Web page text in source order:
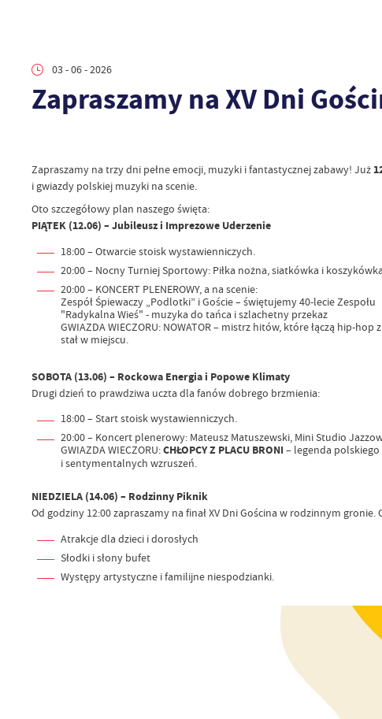
03 - 06 - 2026
Zapraszamy na XV Dni
Zapraszamy na trzy dni pełne emocji, muzyki i fantastycznej zabawy! Już
i gwiazdy polskiej muzyki na scenie.
Oto szczegółowy plan naszego święta:
PIĄTEK (12.06) – Jubileusz i Imprezowe Uderzenie
18:00 – Otwarcie stoisk wystawienniczych.
20:00 – Nocny Turniej Sportowy: Piłka nożna, siatkówka i
20:00 – KONCERT PLENEROWY, a na scenie:
Zespół Śpiewaczy „Podlotki” i Goście – świętujemy 40-lecie Zespołu
"Radykalna Wieś" - muzyka do tańca i szlachetny przekaz
GWIAZDA WIECZORU: NOWATOR – mistrz hitów, które łączą hip-
stał w miejscu.
SOBOTA (13.06) – Rockowa Energia i Popowe Klimaty
Drugi dzień to prawdziwa uczta dla fanów dobrego brzmienia:
18:00 – Start stoisk wystawienniczych.
20:00 – Koncert plenerowy: Mateusz Matuszewski, Mini Studio
GWIAZDA WIECZORU:CHŁOPCY Z PLACU BRONI– legenda polskiego
i sentymentalnych wzruszeń.
NIEDZIELA (14.06) – Rodzinny Piknik
Od godziny 12:00 zapraszamy na finał XV Dni Gościna w rodzinnym gronie.
Atrakcje dla dzieci i dorosłych
Słodki i słony bufet
Występy artystyczne i familijne niespodzianki.